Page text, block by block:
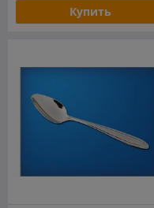
Купить